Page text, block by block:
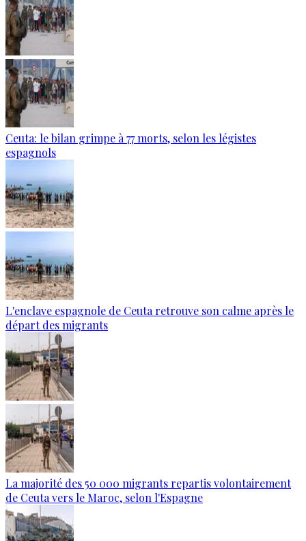
Ceuta: le bilan grimpe à 77 morts, selon les légistes
espagnols
L'enclave espagnole de Ceuta retrouve son calme après le
départ des migrants
La majorité des 50 000 migrants repartis volontairement
de Ceuta vers le Maroc, selon l'Espagne